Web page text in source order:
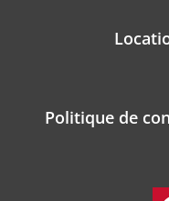
Politique de